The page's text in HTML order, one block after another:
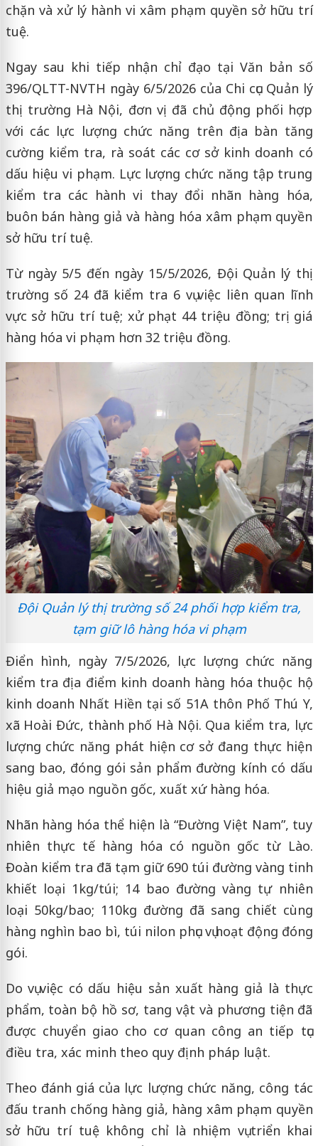
chặn và xử lý hành vi xâm phạm quyền sở hữu trí
tuệ.
Ngay sau khi tiếp nhận chỉ đạo tại Văn bản số
396/QLTT-NVTH ngày 6/5/2026 của Chi cục Quản lý
thị trường Hà Nội, đơn vị đã chủ động phối hợp
với các lực lượng chức năng trên địa bàn tăng
cường kiểm tra, rà soát các cơ sở kinh doanh có
dấu hiệu vi phạm. Lực lượng chức năng tập trung
kiểm tra các hành vi thay đổi nhãn hàng hóa,
buôn bán hàng giả và hàng hóa xâm phạm quyền
sở hữu trí tuệ.
Từ ngày 5/5 đến ngày 15/5/2026, Đội Quản lý thị
trường số 24 đã kiểm tra 6 vụ việc liên quan lĩnh
vực sở hữu trí tuệ; xử phạt 44 triệu đồng; trị giá
hàng hóa vi phạm hơn 32 triệu đồng.
Đội Quản lý thị trường số 24 phối hợp kiểm tra,
tạm giữ lô hàng hóa vi phạm
Điển hình, ngày 7/5/2026, lực lượng chức năng
kiểm tra địa điểm kinh doanh hàng hóa thuộc hộ
kinh doanh Nhất Hiền tại số 51A thôn Phố Thú Y,
xã Hoài Đức, thành phố Hà Nội. Qua kiểm tra, lực
lượng chức năng phát hiện cơ sở đang thực hiện
sang bao, đóng gói sản phẩm đường kính có dấu
hiệu giả mạo nguồn gốc, xuất xứ hàng hóa.
Nhãn hàng hóa thể hiện là “Đường Việt Nam”, tuy
nhiên thực tế hàng hóa có nguồn gốc từ Lào.
Đoàn kiểm tra đã tạm giữ 690 túi đường vàng tinh
khiết loại 1kg/túi; 14 bao đường vàng tự nhiên
loại 50kg/bao; 110kg đường đã sang chiết cùng
hàng nghìn bao bì, túi nilon phục vụ hoạt động đóng
gói.
Do vụ việc có dấu hiệu sản xuất hàng giả là thực
phẩm, toàn bộ hồ sơ, tang vật và phương tiện đã
được chuyển giao cho cơ quan công an tiếp tục
điều tra, xác minh theo quy định pháp luật.
Theo đánh giá của lực lượng chức năng, công tác
đấu tranh chống hàng giả, hàng xâm phạm quyền
sở hữu trí tuệ không chỉ là nhiệm vụ triển khai